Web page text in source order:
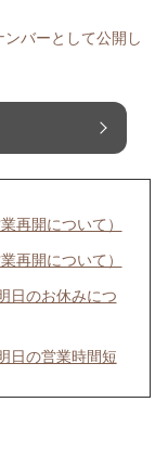
バーとして公開し
再開について）
再開について）
日のお休みにつ
日の営業時間短